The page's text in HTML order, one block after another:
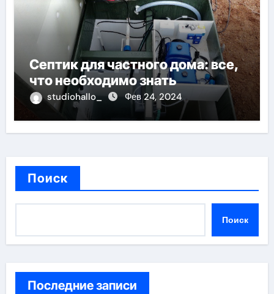
Септик для частного дома: все,
что необходимо знать
studiohallo_ Фев 24, 2024
Поиск
Поиск
Последние записи